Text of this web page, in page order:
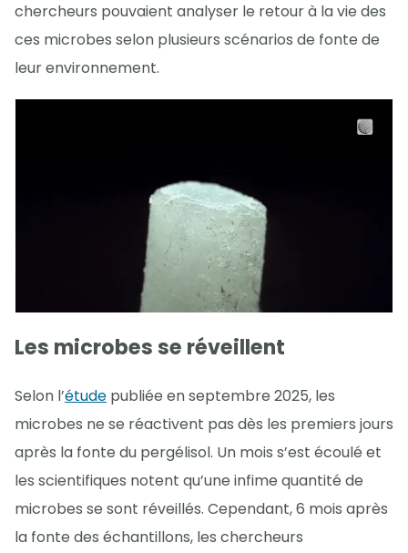
chercheurs pouvaient analyser le retour à la vie des
ces microbes selon plusieurs scénarios de fonte de
leur environnement.
Les microbes se réveillent
Selon l’étude publiée en septembre 2025, les
microbes ne se réactivent pas dès les premiers jours
après la fonte du pergélisol. Un mois s’est écoulé et
les scientifiques notent qu’une infime quantité de
microbes se sont réveillés. Cependant, 6 mois après
la fonte des échantillons, les chercheurs